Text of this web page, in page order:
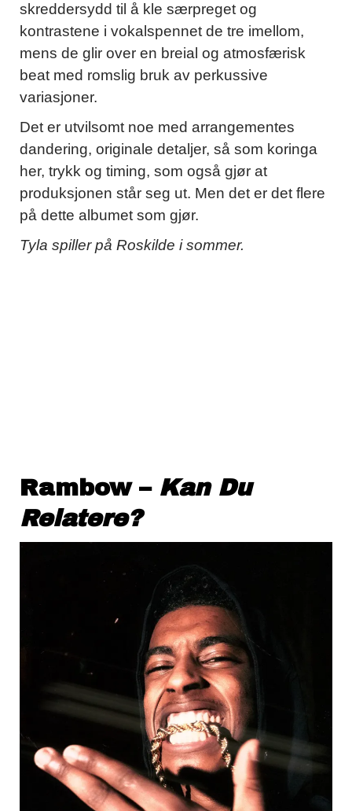
skreddersydd til å kle særpreget og
kontrastene i vokalspennet de tre imellom,
mens de glir over en breial og atmosfærisk
beat med romslig bruk av perkussive
variasjoner.
Det er utvilsomt noe med arrangementes
dandering, originale detaljer, så som koringa
her, trykk og timing, som også gjør at
produksjonen står seg ut. Men det er det flere
på dette albumet som gjør.
Tyla spiller på Roskilde i sommer.
Rambow – Kan Du
Relatere?